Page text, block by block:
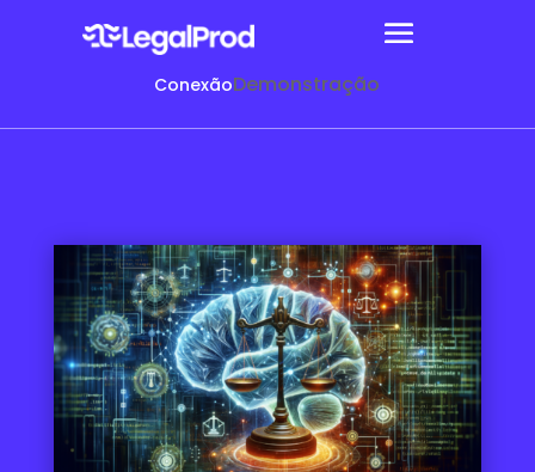
ConexãoDemonstração